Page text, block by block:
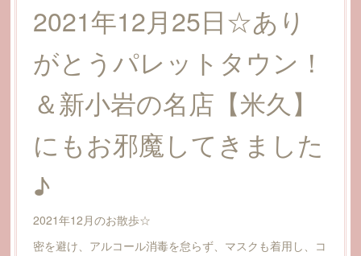
2021年12月25日☆あり
がとうパレットタウン！
＆新小岩の名店【米久】
にもお邪魔してきました
♪
2021年12月のお散歩☆
密を避け、アルコール消毒を怠らず、マスクも着用し、コ